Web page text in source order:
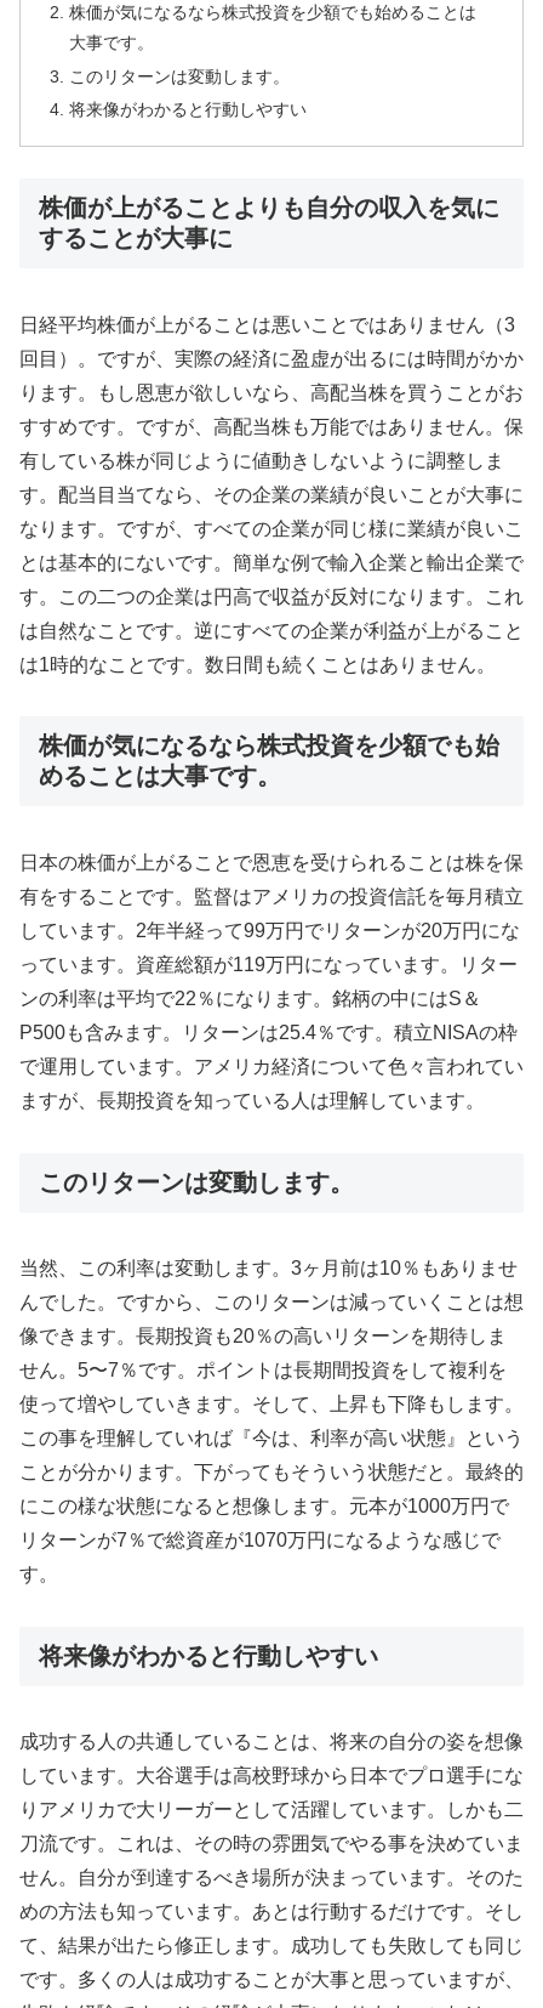
株価が気になるなら株式投資を少額でも始めることは
大事です。
このリターンは変動します。
将来像がわかると行動しやすい
株価が上がることよりも自分の収入を気に
することが大事に
日経平均株価が上がることは悪いことではありません（3
回目）。ですが、実際の経済に盈虚が出るには時間がかか
ります。もし恩恵が欲しいなら、高配当株を買うことがお
すすめです。ですが、高配当株も万能ではありません。保
有している株が同じように値動きしないように調整しま
す。配当目当てなら、その企業の業績が良いことが大事に
なります。ですが、すべての企業が同じ様に業績が良いこ
とは基本的にないです。簡単な例で輸入企業と輸出企業で
す。この二つの企業は円高で収益が反対になります。これ
は自然なことです。逆にすべての企業が利益が上がること
は1時的なことです。数日間も続くことはありません。
株価が気になるなら株式投資を少額でも始
めることは大事です。
日本の株価が上がることで恩恵を受けられることは株を保
有をすることです。監督はアメリカの投資信託を毎月積立
しています。2年半経って99万円でリターンが20万円にな
っています。資産総額が119万円になっています。リター
ンの利率は平均で22％になります。銘柄の中にはS＆
P500も含みます。リターンは25.4％です。積立NISAの枠
で運用しています。アメリカ経済について色々言われてい
ますが、長期投資を知っている人は理解しています。
このリターンは変動します。
当然、この利率は変動します。3ヶ月前は10％もありませ
んでした。ですから、このリターンは減っていくことは想
像できます。長期投資も20％の高いリターンを期待しま
せん。5〜7％です。ポイントは長期間投資をして複利を
使って増やしていきます。そして、上昇も下降もします。
この事を理解していれば『今は、利率が高い状態』という
ことが分かります。下がってもそういう状態だと。最終的
にこの様な状態になると想像します。元本が1000万円で
リターンが7％で総資産が1070万円になるような感じで
す。
将来像がわかると行動しやすい
成功する人の共通していることは、将来の自分の姿を想像
しています。大谷選手は高校野球から日本でプロ選手にな
りアメリカで大リーガーとして活躍しています。しかも二
刀流です。これは、その時の雰囲気でやる事を決めていま
せん。自分が到達するべき場所が決まっています。そのた
めの方法も知っています。あとは行動するだけです。そし
て、結果が出たら修正します。成功しても失敗しても同じ
です。多くの人は成功することが大事と思っていますが、